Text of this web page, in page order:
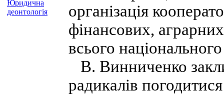
Юридична
деонтологія
організація
фінансових,
всього
В. Винниченко
радикалів